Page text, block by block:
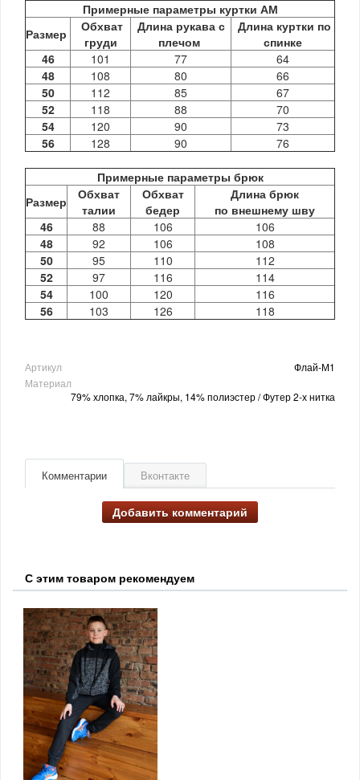
Примерные параметры куртки АМ
Размер
Обхват
груди
Длина рукава с
плечом
Длина куртки по
спинке
46
101 77
64
48
108 80
66
50
112 85
67
52
118 88
70
54
120 90
73
56
128 90 76
Примерные параметры брюк
Размер
Обхват
талии
Обхват
бедер
Длина брюк
по внешнему шву
46
88 106
106
48
92 106
108
50
95 110
112
52
97 116
114
54
100 120
116
56
103 126 118
Артикул
Флай-М1
Материал
79% хлопка, 7% лайкры, 14% полиэстер / Футер 2-х нитка
Комментарии Вконтакте
Добавить комментарий
С этим товаром рекомендуем